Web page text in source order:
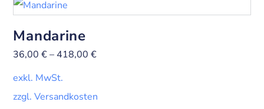
Mandarine
36,00€– 418,00€
exkl. MwSt.
zzgl. Versandkosten